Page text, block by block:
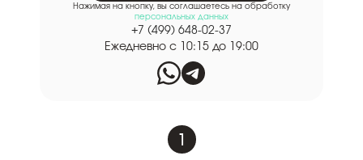
Нажимая на кнопку, вы соглашаетесь на обработку
персональных данных
+7 (499) 648-02-37
Ежедневно с 10:15 до 19:00
1